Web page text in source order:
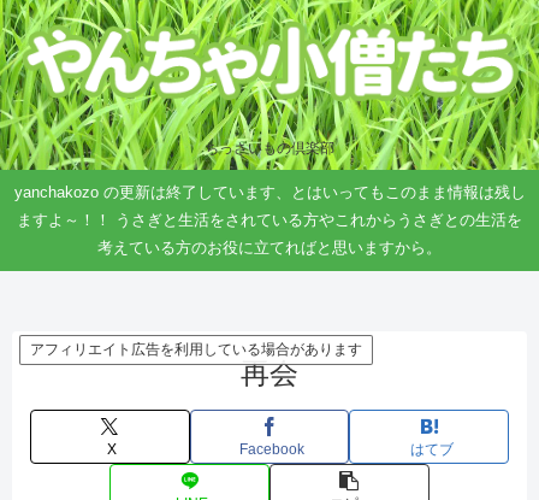
ちっさいもの倶楽部
yanchakozo の更新は終了しています、とはいってもこのまま情報は残し
ますよ～！！ うさぎと生活をされている方やこれからうさぎとの生活を
考えている方のお役に立てればと思いますから。
アフィリエイト広告を利用している場合があります
再会
X Facebook はてブ